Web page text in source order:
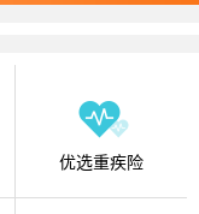
优选重疾险